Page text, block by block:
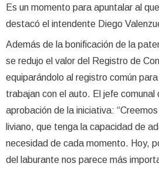
Es un momento para apuntalar al
destacó el intendente Diego
Además de la bonificación de la
se redujo el valor del Registro de
equiparándolo al registro común
trabajan con el auto. El jefe comunal
aprobación de la iniciativa:
liviano, que tenga la capacidad de
necesidad de cada momento. Hoy,
del laburante nos parece más